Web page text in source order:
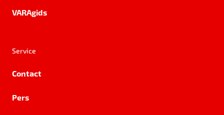
VARAgids
Service
Contact
Pers